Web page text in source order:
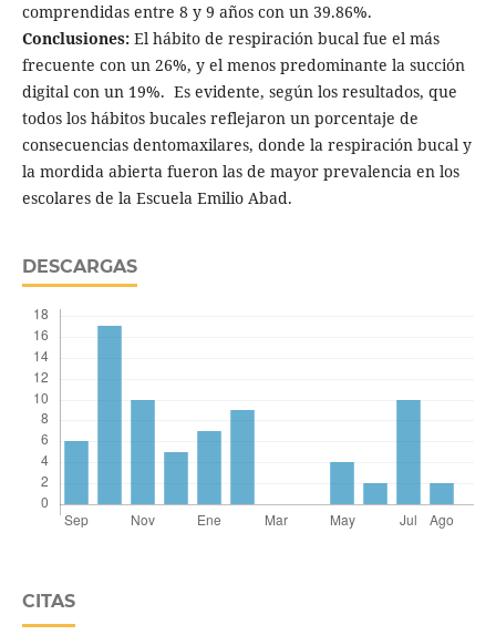
comprendidas entre 8 y 9 años con un 39.86%.
Conclusiones: El hábito de respiración bucal fue el más
frecuente con un 26%, y el menos predominante la succión
digital con un 19%. Es evidente, según los resultados, que
todos los hábitos bucales reflejaron un porcentaje de
consecuencias dentomaxilares, donde la respiración bucal y
la mordida abierta fueron las de mayor prevalencia en los
escolares de la Escuela Emilio Abad.
DESCARGAS
CITAS